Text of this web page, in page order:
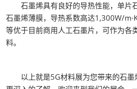
石墨烯具有良好的导热性能，单片
石墨烯薄膜，导热系数高达1,300W/
等优于目前商用人工石墨片，可作为各
料。
以上就是5G材料展为您带来的石墨